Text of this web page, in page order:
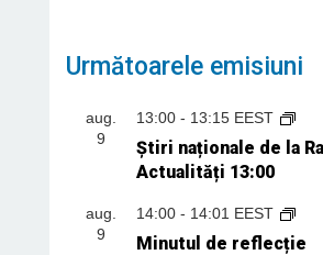
Următoarele emisiuni
aug.
9
13:00- 13:15 EEST
Știri naționale de la
Actualități 13:00
aug.
9
14:00- 14:01 EEST
Minutul de reflecție